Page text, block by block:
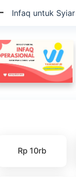
Infaq untuk
Rp 10rb